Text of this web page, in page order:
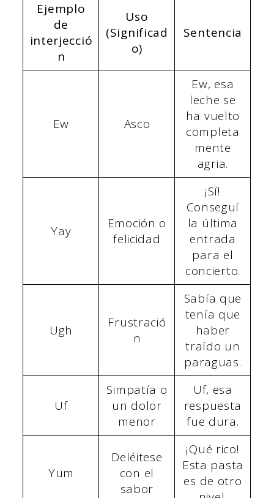
Ejemplo
de
interjecció
n
Uso
(Significad
o)
Sentencia
Ew Asco
Ew, esa
leche se
ha vuelto
completa
mente
agria.
Yay
Emoción o
felicidad
¡Sí!
Conseguí
la última
entrada
para el
concierto.
Ugh
Frustració
n
Sabía que
tenía que
haber
traído un
paraguas.
Uf
Simpatía o
un dolor
menor
Uf, esa
respuesta
fue dura.
Yum
Deléitese
con el
sabor
¡Qué rico!
Esta pasta
es de otro